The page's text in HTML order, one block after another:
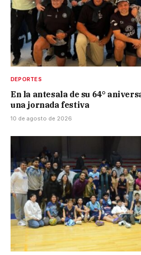
DEPORTES
En la antesala de su 64°
una jornada festiva
10 de agosto de 2026